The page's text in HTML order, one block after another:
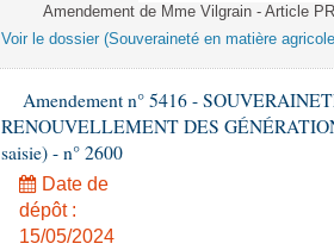
Amendement de Mme Vilgrain - Article
Voir le dossier (Souveraineté en matière
Amendement n° 5416 -
RENOUVELLEMENT DES
saisie) - n° 2600
Date de
dépôt :
15/05/2024